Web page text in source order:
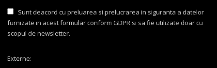
Sunt deacord cu preluarea si prelucrarea in siguranta a datelor
furnizate in acest formular conform GDPR si sa fie utilizate doar cu
scopul de newsletter.
Externe: